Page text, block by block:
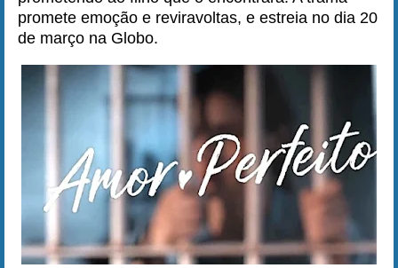
promete emoção e reviravoltas, e estreia no dia 20
de março na Globo.